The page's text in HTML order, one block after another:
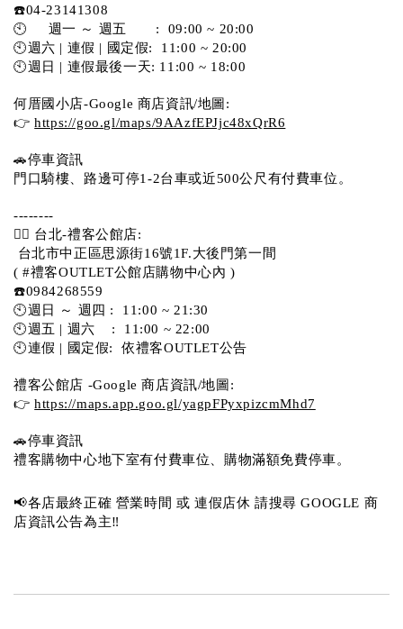
☎️04-23141308
🕙     週一 ～ 週五       :  09:00 ~ 20:00
🕙週六 | 連假 | 國定假:  11:00 ~ 20:00
🕙週日 | 連假最後一天: 11:00 ~ 18:00
何厝國小店-Google 商店資訊/地圖:
👉 https://goo.gl/maps/9AAzfEPJjc48xQrR6
🚗停車資訊
門口騎樓、路邊可停1-2台車或近500公尺有付費車位。
--------
💁‍♀️ 台北-禮客公館店:
台北市中正區思源街16號1F.大後門第一間
( #禮客OUTLET公館店購物中心內 )
☎️0984268559
🕙週日 ～ 週四 :  11:00 ~ 21:30
🕙週五 | 週六    :  11:00 ~ 22:00
🕙連假 | 國定假:  依禮客OUTLET公告
禮客公館店 -Google 商店資訊/地圖:
👉 https://maps.app.goo.gl/yagpFPyxpizcmMhd7
🚗停車資訊
禮客購物中心地下室有付費車位、購物滿額免費停車。
📢各店最終正確 營業時間 或 連假店休 請搜尋 GOOGLE 商
店資訊公告為主‼️